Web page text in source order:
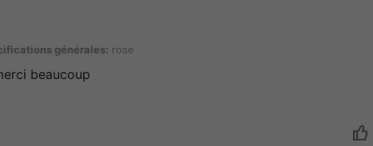
générales: rose
générales: rose
beaucoup